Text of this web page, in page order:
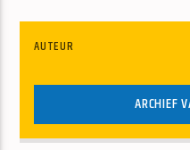
AUTEUR
ARCHIEF